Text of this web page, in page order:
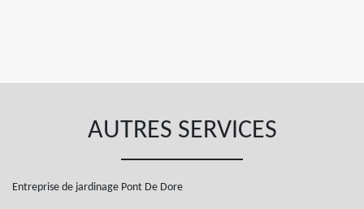
AUTRES SERVICES
Entreprise de jardinage Pont De Dore